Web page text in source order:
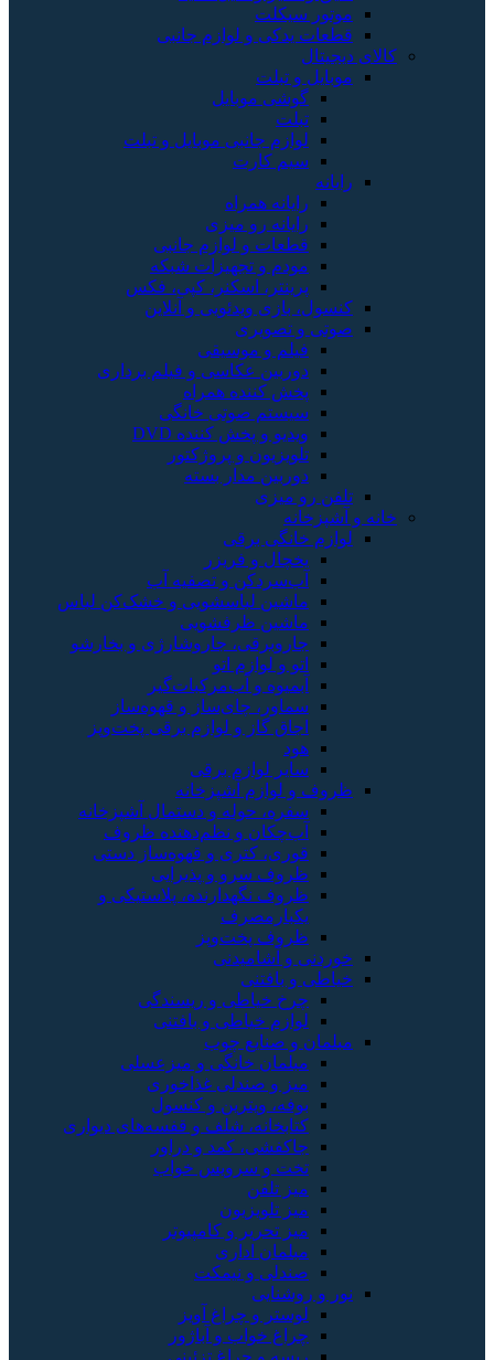
موتور سیکلت
قطعات یدکی و لوازم جانبی
کالای دیجیتال
موبایل و تبلت
گوشی موبایل
تبلت
لوازم جانبی موبایل و تبلت
سیم کارت
رایانه
رایانه همراه
رایانه رو میزی
قطعات و لوازم جانبی
مودم و تجهیزات شبکه
پرینتر، اسکنر، کپی، فکس
کنسول، بازی‌ ویدئویی و آنلاین
صوتی و تصویری
فیلم و موسیقی
دوربین عکاسی و فیلم برداری
پخش کننده همراه
سیستم صوتی خانگی
ویدیو و پخش کننده DVD
تلویزیون و پروژکتور
دوربین مدار بسته
تلفن رو میزی
خانه و آشپزخانه
لوازم خانگی برقی
یخچال و فریزر
آب‌سردکن و تصفیه آب
ماشین لباسشویی و خشک‌کن لباس
ماشین ظرفشویی
جاروبرقی، جاروشارژی و بخارشو
اتو و لوازم اتو
آبمیوه و آب‌مرکبات‌گیر
سماور، چای‌ساز و قهوه‌ساز
اجاق گاز و لوازم برقی پخت‌وپز
هود
سایر لوازم برقی
ظروف و لوازم آشپزخانه
سفره، حوله و دستمال آشپزخانه
آب‌چکان و نظم‌دهنده ظروف
قوری، کتری و قهوه‌ساز دستی
ظروف سرو و پذیرایی
ظروف نگهدارنده، پلاستیکی و
یکبارمصرف
ظروف پخت‌وپز
خوردنی و آشامیدنی
خیاطی و بافتنی
چرخ خیاطی و ریسندگی
لوازم خیاطی و بافتنی
مبلمان و صنایع چوب
مبلمان خانگی و میزعسلی
میز و صندلی غذاخوری
بوفه، ویترین و کنسول
کتابخانه، شلف و قفسه‌های دیواری
جاکفشی، کمد و دراور
تخت و سرویس خواب
میز تلفن
میز تلویزیون
میز تحریر و کامپیوتر
مبلمان اداری
صندلی و نیمکت
نور و روشنایی
لوستر و چراغ آویز
چراغ خواب و آباژور